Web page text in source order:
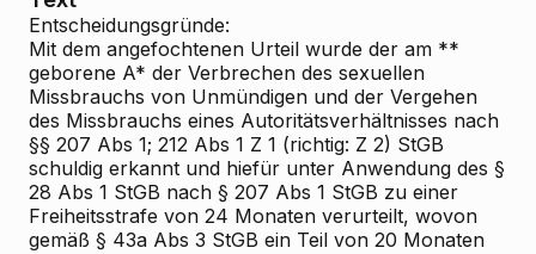
Entscheidungsgründe:
Mit dem angefochtenen Urteil wurde der am **
geborene A* der Verbrechen des sexuellen
Missbrauchs von Unmündigen und der Vergehen
des Missbrauchs eines Autoritätsverhältnisses nach
§§ 207 Abs 1; 212 Abs 1 Z 1 (richtig: Z 2) StGB
schuldig erkannt und hiefür unter Anwendung des §
28 Abs 1 StGB nach § 207 Abs 1 StGB zu einer
Freiheitsstrafe von 24 Monaten verurteilt, wovon
gemäß § 43a Abs 3 StGB ein Teil von 20 Monaten